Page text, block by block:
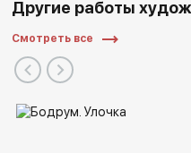
Другие работы
Смотреть все